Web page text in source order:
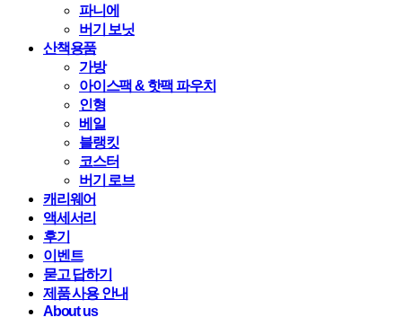
파니에
버기 보닛
산책용품
가방
아이스팩 & 핫팩 파우치
인형
베일
블랭킷
코스터
버기 로브
캐리웨어
액세서리
후기
이벤트
묻고 답하기
제품 사용 안내
About us